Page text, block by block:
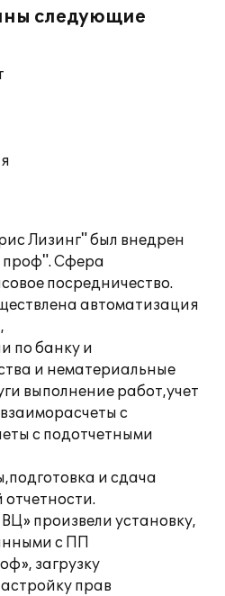
следующие
Лизинг" был внедрен
проф". Сфера
посредничество.
автоматизация
по банку и
и нематериальные
выполнение работ,учет
с
с подотчетными
и сдача
произвели установку,
с ПП
загрузку
прав